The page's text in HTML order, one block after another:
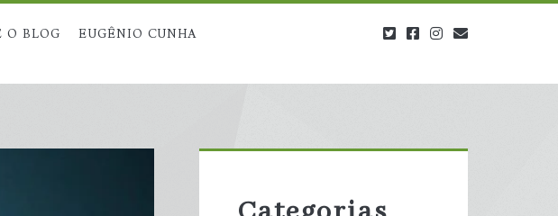
O BLOG EUGÊNIO CUNHA twitterfacebookinstagram